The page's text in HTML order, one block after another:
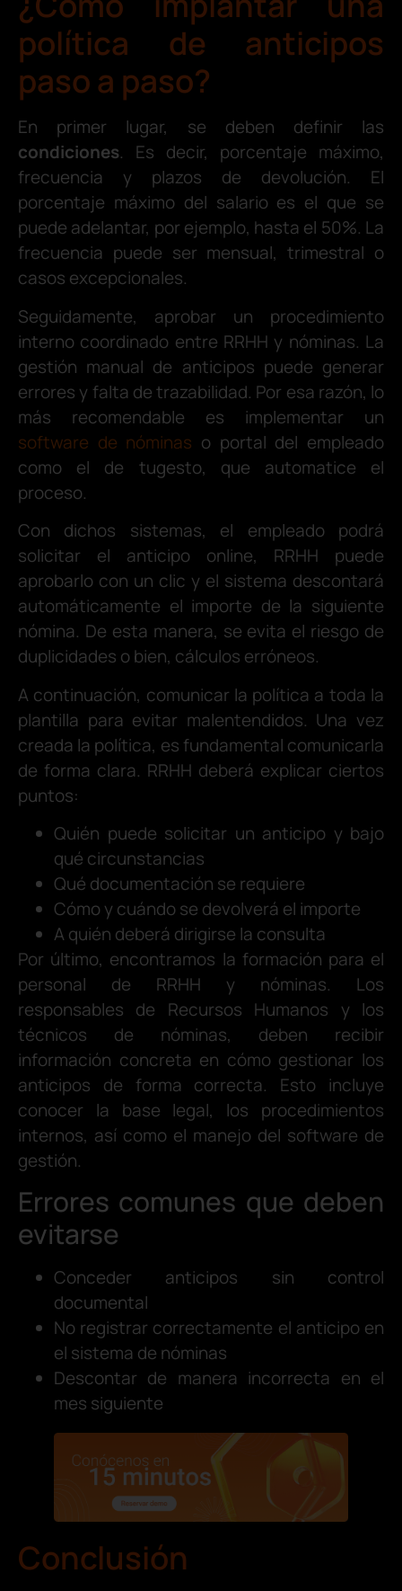
política de anticipos
paso a paso?
En primer lugar, se deben definir las
condiciones. Es decir, porcentaje máximo,
frecuencia y plazos de devolución. El
porcentaje máximo del salario es el que se
puede adelantar, por ejemplo, hasta el 50%. La
frecuencia puede ser mensual, trimestral o
casos excepcionales.
Seguidamente, aprobar un procedimiento
interno coordinado entre RRHH y nóminas. La
gestión manual de anticipos puede generar
errores y falta de trazabilidad. Por esa razón, lo
más recomendable es implementar un
software de nóminas o portal del empleado
como el de tugesto, que automatice el
proceso.
Con dichos sistemas, el empleado podrá
solicitar el anticipo online, RRHH puede
aprobarlo con un clic y el sistema descontará
automáticamente el importe de la siguiente
nómina. De esta manera, se evita el riesgo de
duplicidades o bien, cálculos erróneos.
A continuación, comunicar la política a toda la
plantilla para evitar malentendidos. Una vez
creada la política, es fundamental comunicarla
de forma clara. RRHH deberá explicar ciertos
puntos:
Quién puede solicitar un anticipo y bajo
qué circunstancias
Qué documentación se requiere
Cómo y cuándo se devolverá el importe
A quién deberá dirigirse la consulta
Por último, encontramos la formación para el
personal de RRHH y nóminas. Los
responsables de Recursos Humanos y los
técnicos de nóminas, deben recibir
información concreta en cómo gestionar los
anticipos de forma correcta. Esto incluye
conocer la base legal, los procedimientos
internos, así como el manejo del software de
gestión.
Errores comunes que deben
evitarse
Conceder anticipos sin control
documental
No registrar correctamente el anticipo en
el sistema de nóminas
Descontar de manera incorrecta en el
mes siguiente
Conclusión